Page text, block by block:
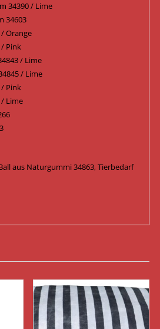
34390 / Lime
34603
/ Orange
/ Pink
/ Lime
/ Lime
/ Pink
/ Lime
aus Naturgummi 34863, Tierbedarf